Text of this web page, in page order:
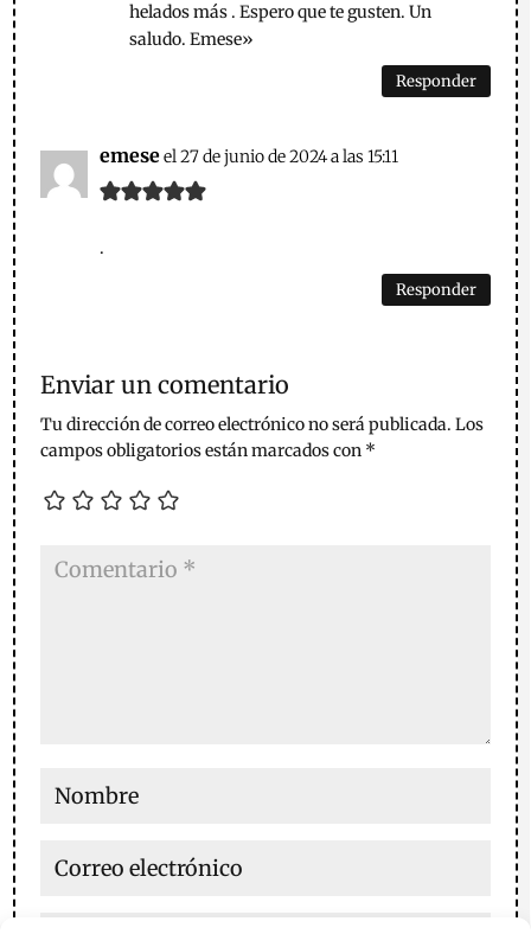
helados más . Espero que te gusten. Un
saludo. Emese»
Responder
emeseel 27 de junio de 2024 a las 15:11
.
Responder
Enviar un comentario
Tu dirección de correo electrónico no será publicada. Los
campos obligatorios están marcados con *